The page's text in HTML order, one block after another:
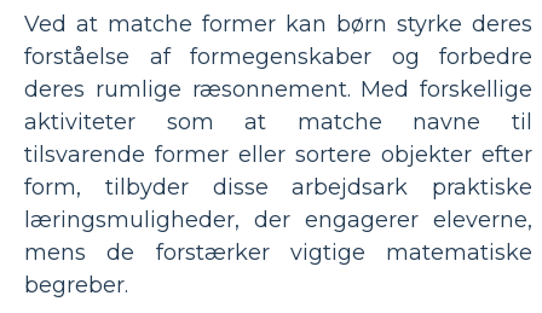
Ved at matche former kan børn styrke deres
forståelse af formegenskaber og forbedre
deres rumlige ræsonnement. Med forskellige
aktiviteter som at matche navne til
tilsvarende former eller sortere objekter efter
form, tilbyder disse arbejdsark praktiske
læringsmuligheder, der engagerer eleverne,
mens de forstærker vigtige matematiske
begreber.